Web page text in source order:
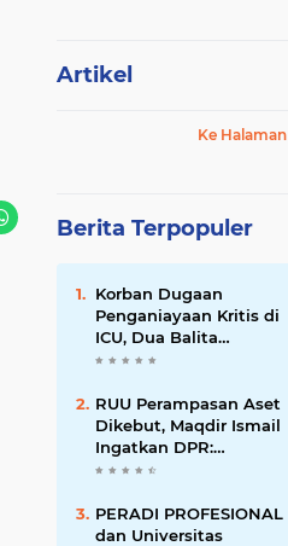
Artikel
Ke Halaman
Berita Terpopuler
Korban Dugaan
Penganiayaan Kritis di
ICU, Dua Balita
Kehilangan Tulang
RUU Perampasan Aset
Dikebut, Maqdir Ismail
Ingatkan DPR:
Lindungi Hak Milik
Penyalahgunaan
Wewenang
PERADI PROFESIONAL
dan Universitas